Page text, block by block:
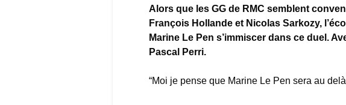
Alors que les GG de RMC semblent
François Hollande et Nicolas Sarkozy,
Marine Le Pen s’immiscer dans ce duel.
Pascal Perri.
“Moi je pense que Marine Le Pen sera au